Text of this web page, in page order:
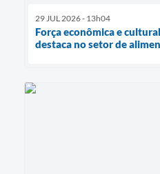
29 JUL 2026 - 13h04
Força econômica e
destaca no setor de